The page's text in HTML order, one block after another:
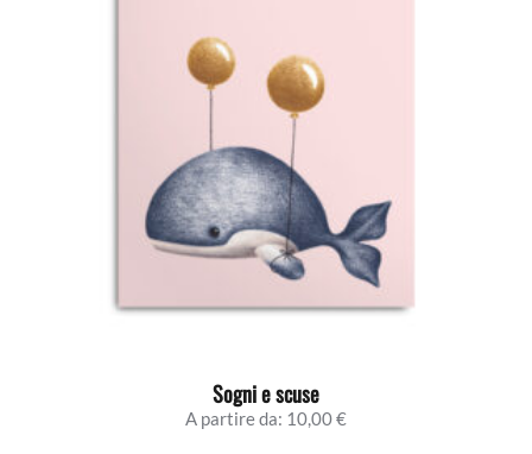
essere
scelte
nella
pagina
del
prodotto
Sogni e scuse
A partire da: 10,00€